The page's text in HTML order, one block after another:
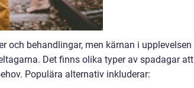
och behandlingar, men kärnan i upplevelsen
Det finns olika typer av spadagar att
Populära alternativ inkluderar: